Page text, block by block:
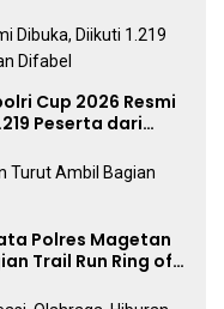
Cup 2026 Resmi
Peserta dari
Polres Magetan
Trail Run Ring of